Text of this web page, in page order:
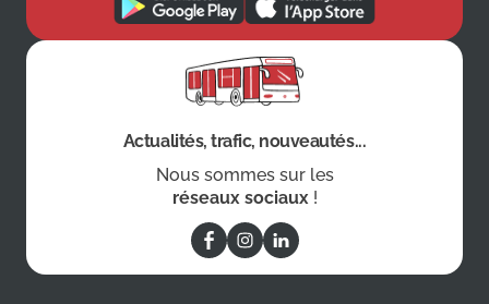
Actualités, trafic, nouveautés...
Nous sommes sur les
réseaux sociaux !